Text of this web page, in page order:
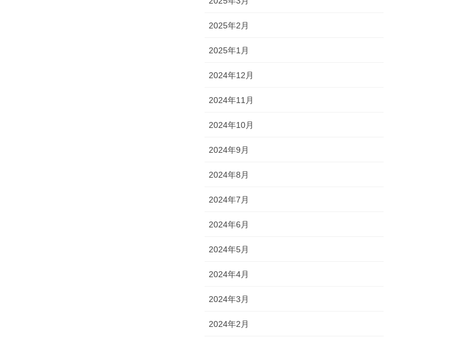
2025年2月
2025年1月
2024年12月
2024年11月
2024年10月
2024年9月
2024年8月
2024年7月
2024年6月
2024年5月
2024年4月
2024年3月
2024年2月